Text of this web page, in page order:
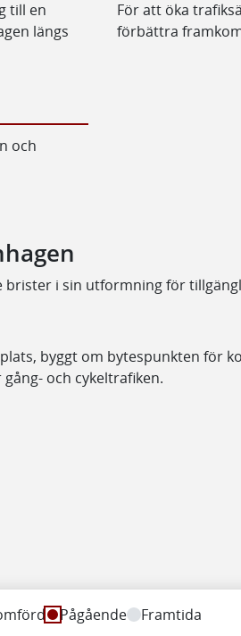
till en
längs
För att öka
förbättra
och
brister i sin utformning för
byggt om bytespunkten för
och cykeltrafiken.
Pågående Framtida